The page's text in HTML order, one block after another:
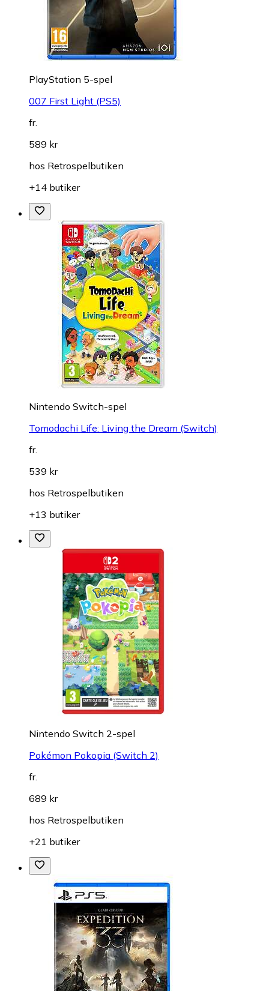
PlayStation 5-spel
007 First Light (PS5)
fr.
589 kr
hos Retrospelbutiken
+14 butiker
Nintendo Switch-spel
Tomodachi Life: Living the Dream (Switch)
fr.
539 kr
hos Retrospelbutiken
+13 butiker
Nintendo Switch 2-spel
Pokémon Pokopia (Switch 2)
fr.
689 kr
hos Retrospelbutiken
+21 butiker